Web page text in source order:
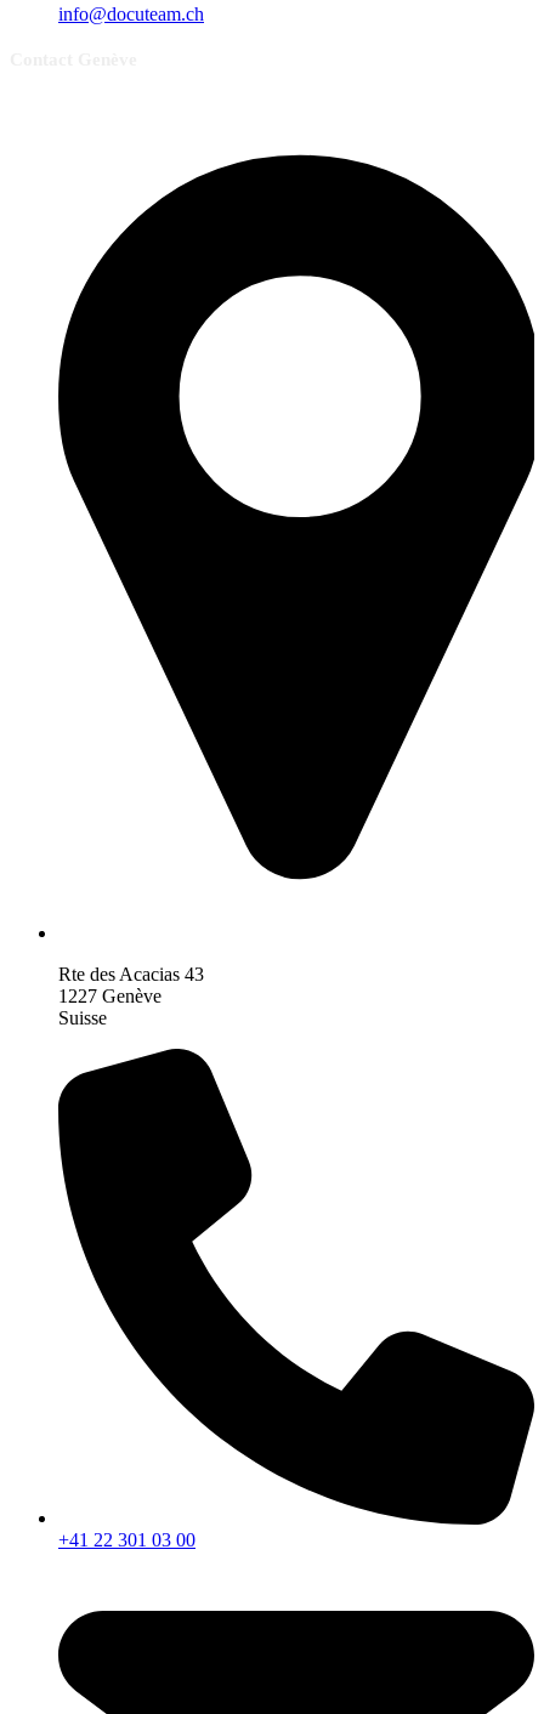
info@docuteam.ch
Rte des Acacias 43
1227 Genève
Suisse
+41 22 301 03 00